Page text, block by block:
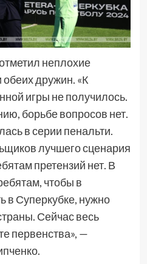
неплохие
дружин. «К
игры не получилось.
борьбе вопросов нет.
в серии пенальти.
лучшего сценария
претензий нет. В
чтобы в
в Суперкубке, нужно
Сейчас весь
первенства», —